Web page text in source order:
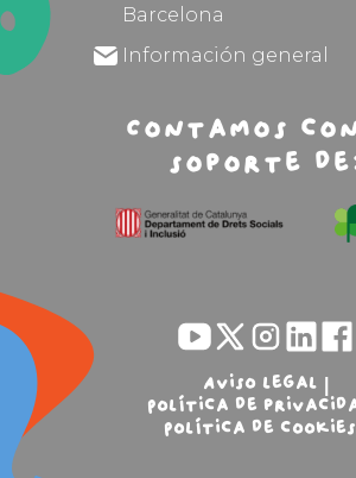
Barcelona
Información general
Contamos
soporte
Aviso legal
Política de
Política de cookies